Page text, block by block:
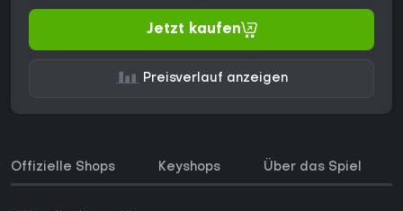
Jetzt kaufen
Preisverlauf anzeigen
Offizielle Shops Keyshops Über das Spiel